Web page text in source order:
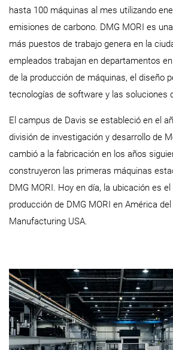
hasta 100 máquinas al mes utilizando
emisiones de carbono. DMG MORI es
más puestos de trabajo genera en la
empleados trabajan en departamentos
de la producción de máquinas, el diseño
tecnologías de software y las soluciones
El campus de Davis se estableció en el
división de investigación y desarrollo de
cambió a la fabricación en los años
construyeron las primeras máquinas
DMG MORI. Hoy en día, la ubicación es
producción de DMG MORI en América del
Manufacturing USA.